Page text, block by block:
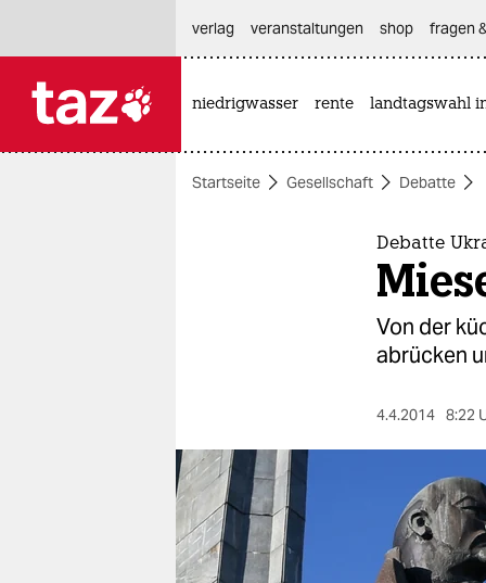
themen
berlin
nord
verlag
veranstaltungen shop fragen
niedrigwasser rente landtagswahl
Startseite Gesellschaft Debatte
Debatte
Von der
abrücken
4.4.2014 8:22